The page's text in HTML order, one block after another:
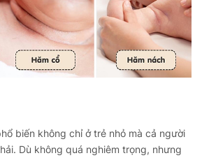
biến không chỉ ở trẻ nhỏ mà cả người
Dù không quá nghiêm trọng, nhưng